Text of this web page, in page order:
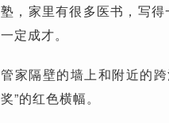
塾，家里有很多医书，写
一定成才。
管家隔壁的墙上和附近的
奖”的红色横幅。